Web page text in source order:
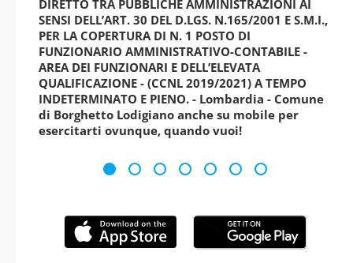
DIRETTO TRA PUBBLICHE AMMINISTRAZIONI AI
SENSI DELL’ART. 30 DEL D.LGS. N.165/2001 E S.M.I.,
PER LA COPERTURA DI N. 1 POSTO DI
FUNZIONARIO AMMINISTRATIVO-CONTABILE -
AREA DEI FUNZIONARI E DELL’ELEVATA
QUALIFICAZIONE - (CCNL 2019/2021) A TEMPO
INDETERMINATO E PIENO. - Lombardia - Comune
di Borghetto Lodigiano anche su mobile per
esercitarti ovunque, quando vuoi!